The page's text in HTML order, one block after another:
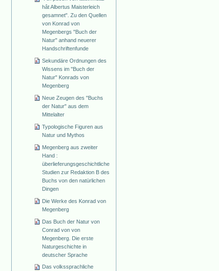
hât Albertus Maisterleich
gesamnet". Zu den Quellen
von Konrad von
Megenbergs "Buch der
Natur" anhand neuerer
Handschriftenfunde
Sekundäre Ordnungen des
Wissens im "Buch der
Natur" Konrads von
Megenberg
Neue Zeugen des "Buchs
der Natur" aus dem
Mittelalter
Typologische Figuren aus
Natur und Mythos
Megenberg aus zweiter
Hand :
überlieferungsgeschichtliche
Studien zur Redaktion B des
Buchs von den natürlichen
Dingen
Die Werke des Konrad von
Megenberg
Das Buch der Natur von
Conrad von von
Megenberg. Die erste
Naturgeschichte in
deutscher Sprache
Das volkssprachliche